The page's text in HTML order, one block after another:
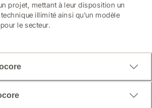
projet, mettant à leur disposition un
illimité ainsi qu'un modèle
le secteur.